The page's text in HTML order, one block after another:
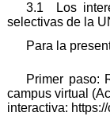
3.1 Los
selectivas de la
Para la
Primer paso:
campus virtual
interactiva: